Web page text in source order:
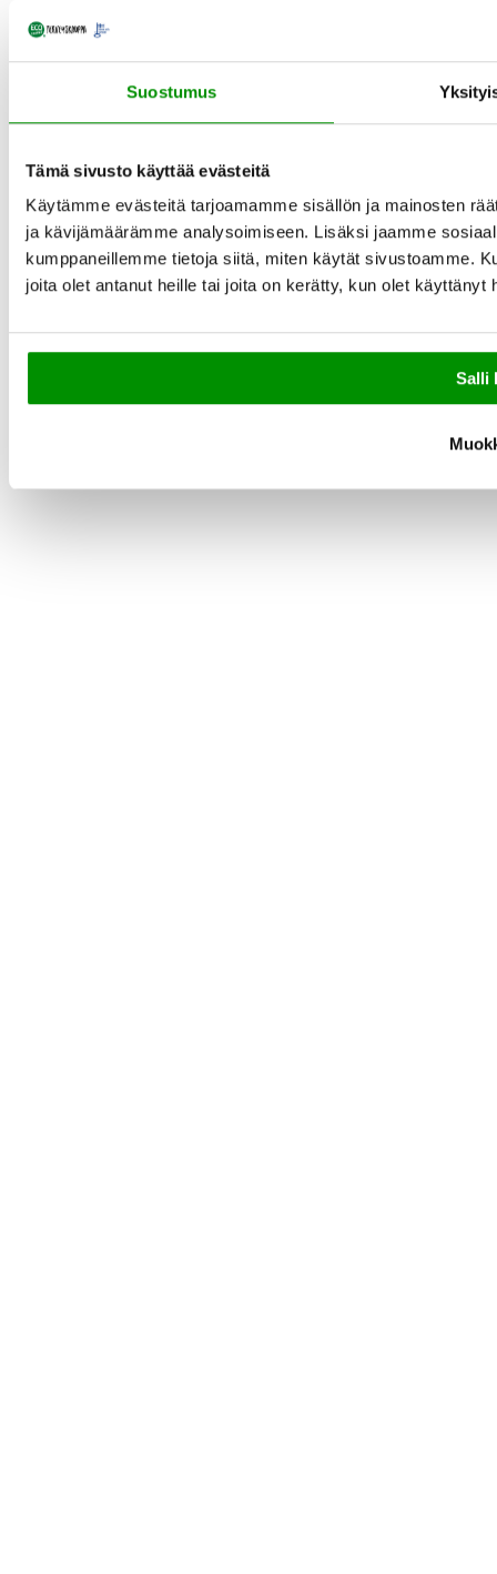
Suostumus
Tämä sivusto käyttää evästeitä
Käytämme evästeitä tarjoamamme sisällön ja mainosten
ja kävijämäärämme analysoimiseen. Lisäksi jaamme
kumppaneillemme tietoja siitä, miten käytät sivustoamme.
joita olet antanut heille tai joita on kerätty, kun olet käyttänyt
Salli